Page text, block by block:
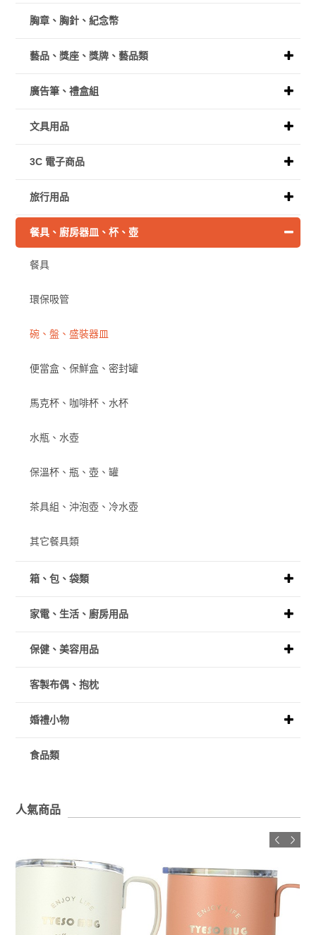
胸章、胸針、紀念幣
藝品、獎座、獎牌、藝品類
廣告筆、禮盒組
文具用品
3C 電子商品
旅行用品
餐具、廚房器皿、杯、壺
餐具
環保吸管
碗、盤、盛裝器皿
便當盒、保鮮盒、密封罐
馬克杯、咖啡杯、水杯
水瓶、水壺
保溫杯、瓶、壺、罐
茶具組、沖泡壺、冷水壺
其它餐具類
箱、包、袋類
家電、生活、廚房用品
保健、美容用品
客製布偶、抱枕
婚禮小物
食品類
人氣商品